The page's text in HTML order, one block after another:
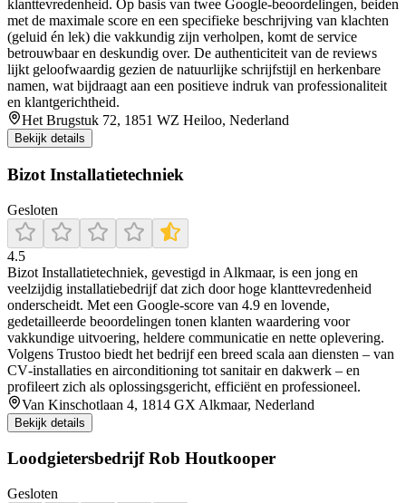
klanttevredenheid. Op basis van twee Google-beoordelingen, beiden
met de maximale score en een specifieke beschrijving van klachten
(geluid én lek) die vakkundig zijn verholpen, komt de service
betrouwbaar en deskundig over. De authenticiteit van de reviews
lijkt geloofwaardig gezien de natuurlijke schrijfstijl en herkenbare
namen, wat bijdraagt aan een positieve indruk van professionaliteit
en klantgerichtheid.
Het Brugstuk 72, 1851 WZ Heiloo, Nederland
Bekijk details
Bizot Installatietechniek
Gesloten
4.5
Bizot Installatietechniek, gevestigd in Alkmaar, is een jong en
veelzijdig installatiebedrijf dat zich door hoge klanttevredenheid
onderscheidt. Met een Google-score van 4.9 en lovende,
gedetailleerde beoordelingen tonen klanten waardering voor
vakkundige uitvoering, heldere communicatie en nette oplevering.
Volgens Trustoo biedt het bedrijf een breed scala aan diensten – van
CV‐installaties en airconditioning tot sanitair en dakwerk – en
profileert zich als oplossingsgericht, efficiënt en professioneel.
Van Kinschotlaan 4, 1814 GX Alkmaar, Nederland
Bekijk details
Loodgietersbedrijf Rob Houtkooper
Gesloten